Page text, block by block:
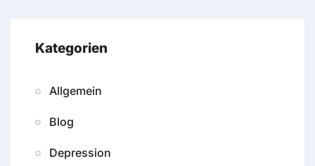
Kategorien
Allgemein
Blog
Depression